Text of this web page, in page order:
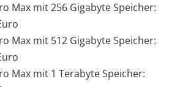
Max mit 256 Gigabyte Speicher:
Max mit 512 Gigabyte Speicher:
Max mit 1 Terabyte Speicher: